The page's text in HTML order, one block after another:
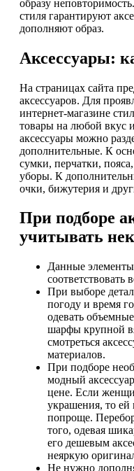
образу
стиля гарантируют
дополняют образ.
Аксессуары:
На страницах сайта
аксессуаров. Для
интернет-магазине
товары на любой вкус
аксессуары можно
дополнительные. К
сумки, перчатки,
уборы. К
очки, бижутерия и
При подборе
учитывать
Данные
соответствовать
При выборе
погоду и время
одевать
шарфы крупной
смотреться
материалов.
При подборе
модный
цене. Если
украшения, то ей
попроще.
того, одевая
его дешевым
неяркую
Не нужно